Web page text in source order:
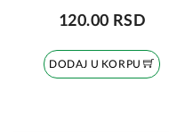
120.00 RSD
DODAJ U KORPU